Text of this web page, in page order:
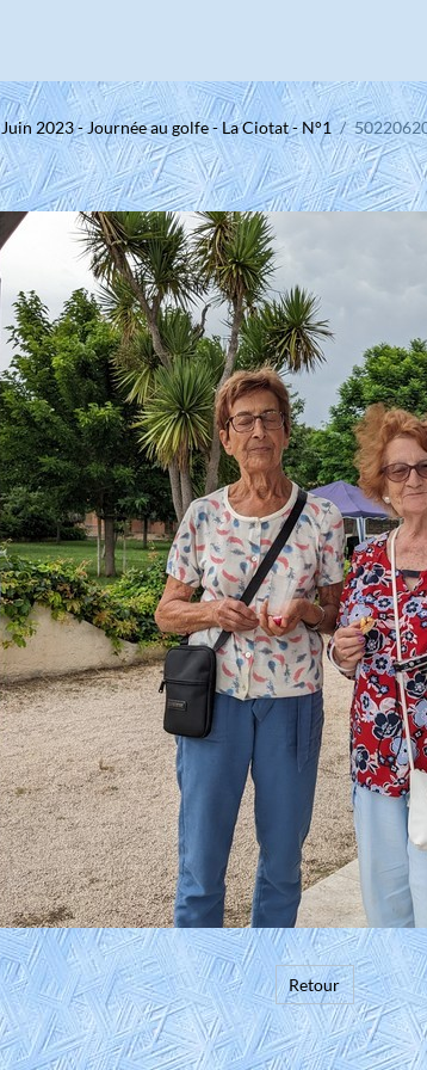
Juin 2023 - Journée au golfe - La Ciotat - N°1
Retour